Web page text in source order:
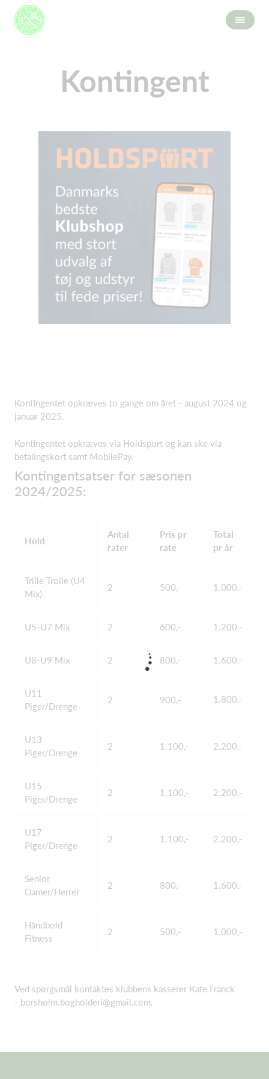
Kontingent
Kontingentet opkræves to gange om året - august 2024 og
januar 2025.
Kontingentet opkræves via Holdsport og kan ske via
betalingskort samt MobilePay.
Kontingentsatser for sæsonen
2024/2025:
Hold
Antal
rater
Pris pr
rate
Total
pr år
Trille Trolle (U4
Mix)
2 500,- 1.000,-
U5-U7 Mix 2 600,- 1.200,-
U8-U9 Mix 2 800,- 1.600,-
U11
Piger/Drenge
2 900,- 1.800,-
U13
Piger/Drenge
2 1.100,- 2.200,-
U15
Piger/Drenge
2 1.100,- 2.200,-
U17
Piger/Drenge
2 1.100,- 2.200,-
Senior
Damer/Herrer
2 800,- 1.600,-
Håndbold
Fitness
2 500,- 1.000,-
Ved spørgsmål kontaktes klubbens kasserer Kate Franck
- borsholm.bogholderi@gmail.com.